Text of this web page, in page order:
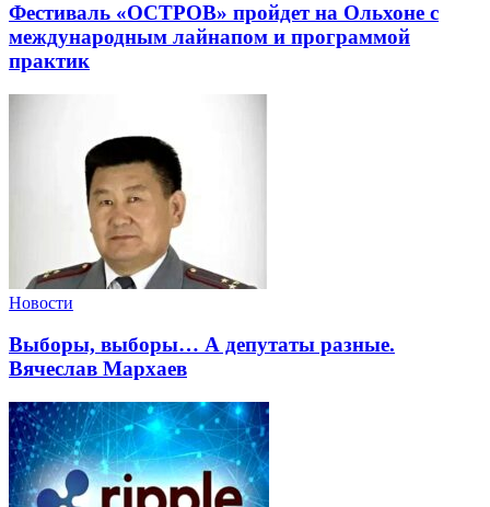
Фестиваль «ОСТРОВ» пройдет на Ольхоне с
международным лайнапом и программой
практик
Новости
Выборы, выборы… А депутаты разные.
Вячеслав Мархаев